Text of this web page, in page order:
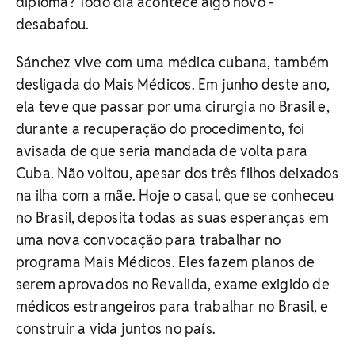
desabafou.
Sánchez vive com uma médica cubana, também
desligada do Mais Médicos. Em junho deste ano,
ela teve que passar por uma cirurgia no Brasil e,
durante a recuperação do procedimento, foi
avisada de que seria mandada de volta para
Cuba. Não voltou, apesar dos três filhos deixados
na ilha com a mãe. Hoje o casal, que se conheceu
no Brasil, deposita todas as suas esperanças em
uma nova convocação para trabalhar no
programa Mais Médicos. Eles fazem planos de
serem aprovados no Revalida, exame exigido de
médicos estrangeiros para trabalhar no Brasil, e
construir a vida juntos no país.